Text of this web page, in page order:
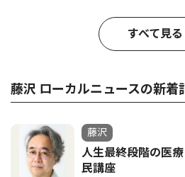
すべて見る
藤沢 ローカルニュースの新着
藤沢
人生最終段階の医
民講座